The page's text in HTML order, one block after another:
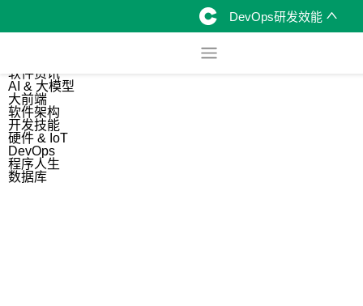
DevOps研发效能
软件资讯
AI & 大模型
大前端
软件架构
开发技能
硬件 & IoT
DevOps
程序人生
数据库